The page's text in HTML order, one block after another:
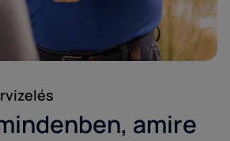
amire